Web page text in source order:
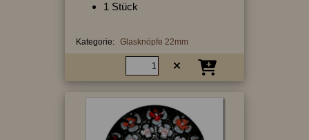
1 Stück
Kategorie: Glasknöpfe 22mm